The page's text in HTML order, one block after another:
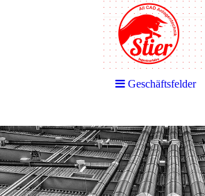
Geschäftsfelder